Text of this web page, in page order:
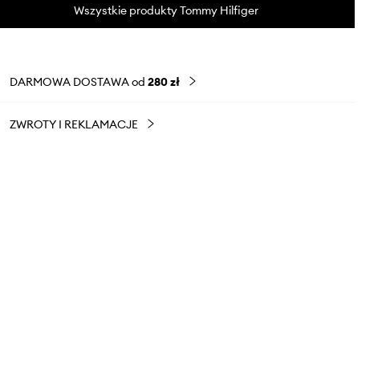
Wszystkie produkty Tommy Hilfiger
DARMOWA DOSTAWA od 280 zł
ZWROTY I REKLAMACJE